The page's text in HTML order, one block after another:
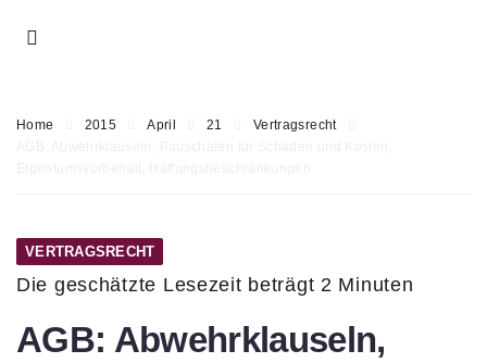
Home 2015 April 21
Vertragsrecht
VERTRAGSRECHT
Die geschätzte Lesezeit beträgt 2 Minuten
AGB: Abwehrklauseln,